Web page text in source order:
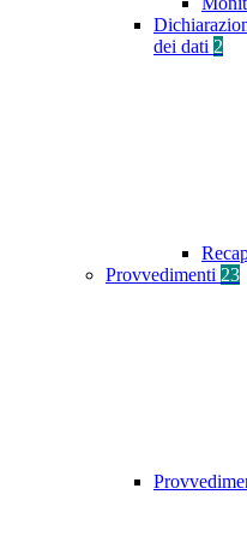
dei dati 2
Provvedimenti 23